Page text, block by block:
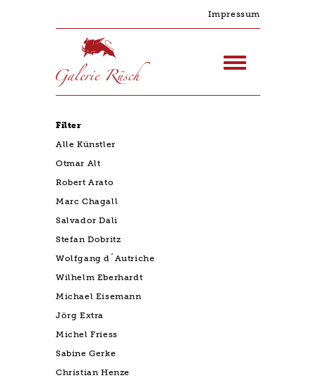
Impressum
Filter
Alle Künstler
Otmar Alt
Robert Arato
Marc Chagall
Salvador Dali
Stefan Dobritz
Wolfgang d´Autriche
Wilhelm Eberhardt
Michael Eisemann
Jörg Extra
Michel Friess
Sabine Gerke
Christian Henze